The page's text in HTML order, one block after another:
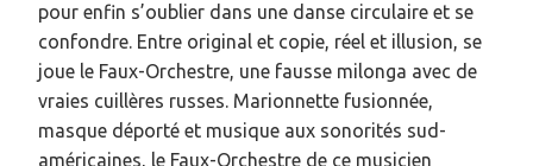
pour enfin s’oublier dans une danse circulaire et se
confondre. Entre original et copie, réel et illusion, se
joue le Faux-Orchestre, une fausse milonga avec de
vraies cuillères russes. Marionnette fusionnée,
masque déporté et musique aux sonorités sud-
américaines, le Faux-Orchestre de ce musicien